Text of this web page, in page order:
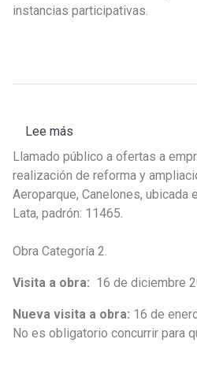
preparación
el
el
Clima
instancias participativas.
Lee más
Llamado
Nº
24/2025
-
Nº
Aeroparque,
Llamado público a ofertas a
realización de reforma y
Aeroparque, Canelones, ubicada
Lata, padrón: 11465.
Obra Categoría 2.
Visita a obra: 16 de diciembre
Nueva visita a obra: 16 de
No es obligatorio concurrir para